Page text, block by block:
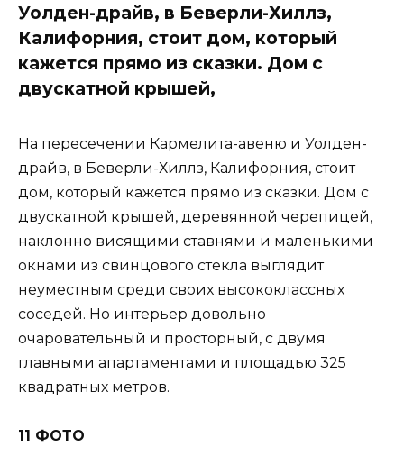
Уолден-драйв, в Беверли-Хиллз,
Калифорния, стоит дом, который
кажется прямо из сказки. Дом с
двускатной крышей,
На пересечении Кармелита-авеню и Уолден-
драйв, в Беверли-Хиллз, Калифорния, стоит
дом, который кажется прямо из сказки. Дом с
двускатной крышей, деревянной черепицей,
наклонно висящими ставнями и маленькими
окнами из свинцового стекла выглядит
неуместным среди своих высококлассных
соседей. Но интерьер довольно
очаровательный и просторный, с двумя
главными апартаментами и площадью 325
квадратных метров.
11 ФОТО